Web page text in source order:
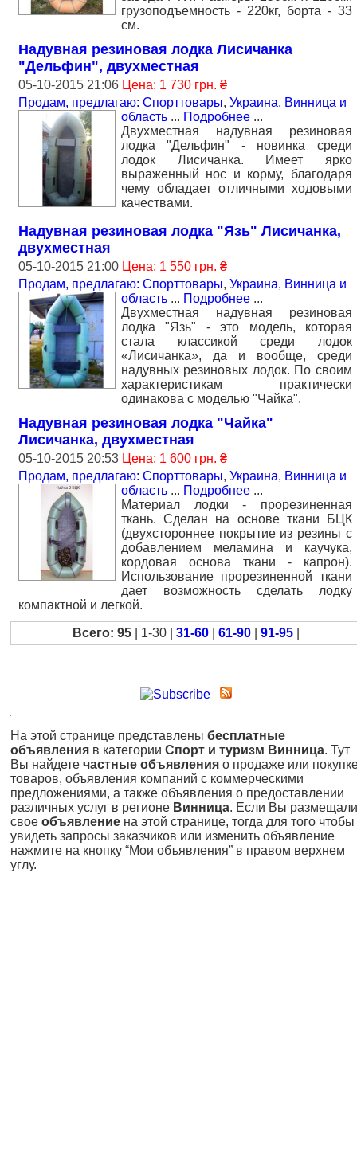
грузоподъемность - 220кг, борта - 33
см.
Надувная резиновая лодка Лисичанка
"Дельфин", двухместная
05-10-2015 21:06 Цена: 1 730 грн. ₴
Продам, предлагаю: Спорттовары, Украина, Винница и
область ... Подробнее ...
Двухместная надувная резиновая
лодка "Дельфин" - новинка среди
лодок Лисичанка. Имеет ярко
выраженный нос и корму, благодаря
чему обладает отличными ходовыми
качествами.
Надувная резиновая лодка "Язь" Лисичанка,
двухместная
05-10-2015 21:00 Цена: 1 550 грн. ₴
Продам, предлагаю: Спорттовары, Украина, Винница и
область ... Подробнее ...
Двухместная надувная резиновая
лодка "Язь" - это модель, которая
стала классикой среди лодок
«Лисичанка», да и вообще, среди
надувных резиновых лодок. По своим
характеристикам практически
одинакова с моделью "Чайка".
Надувная резиновая лодка "Чайка"
Лисичанка, двухместная
05-10-2015 20:53 Цена: 1 600 грн. ₴
Продам, предлагаю: Спорттовары, Украина, Винница и
область ... Подробнее ...
Материал лодки - прорезиненная
ткань. Сделан на основе ткани БЦК
(двухстороннее покрытие из резины с
добавлением меламина и каучука,
кордовая основа ткани - капрон).
Использование прорезиненной ткани
дает возможность сделать лодку
компактной и легкой.
Всего: 95 | 1-30 | 31-60 61-90 91-95
На этой странице представлены бесплатные
объявления в категории Спорт и туризм Винница. Тут
Вы найдете частные объявления о продаже или
товаров, объявления компаний с коммерческими
предложениями, а также объявления о предоставлении
различных услуг в регионе Винница. Если Вы размещали
свое объявление на этой странице, тогда для того чтобы
увидеть запросы заказчиков или изменить объявление
нажмите на кнопку “Мои объявления” в правом верхнем
углу.